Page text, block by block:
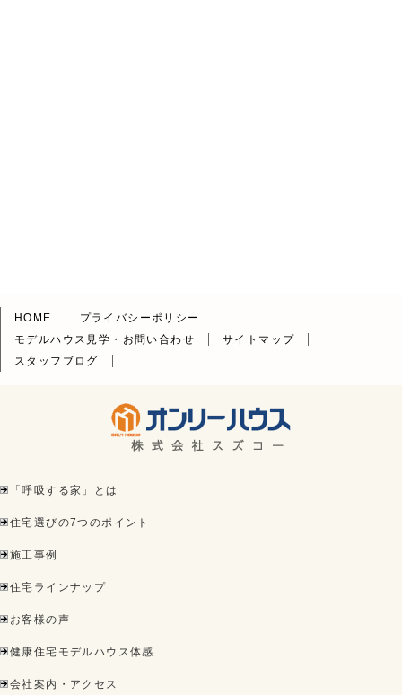
HOME
プライバシーポリシー
モデルハウス見学・お問い合わせ
サイトマップ
スタッフブログ
「呼吸する家」とは
住宅選びの7つのポイント
施工事例
住宅ラインナップ
お客様の声
健康住宅モデルハウス体感
会社案内・アクセス